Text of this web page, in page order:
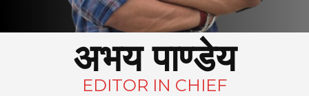
अभय पाण्डेय
EDITOR IN CHIEF